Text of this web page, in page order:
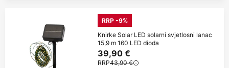
RRP -9%
Knirke Solar LED solarni svjetlosni lanac
15,9 m 160 LED dioda
39,90 €
RRP43,90 €